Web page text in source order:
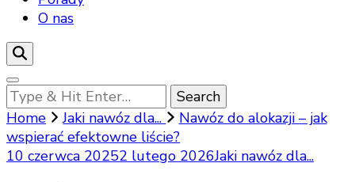
O nas
Looking
for
Something?
Home Jaki nawóz dla...
Nawóz do alokazji – jak
wspierać efektowne liście?
10 czerwca 20252 lutego 2026Jaki nawóz dla...